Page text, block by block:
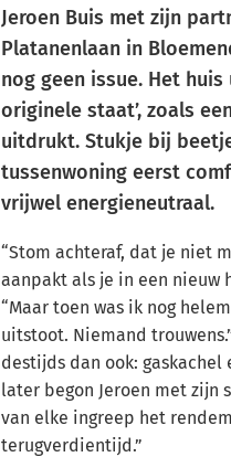
Jeroen Buis met zijn
Platanenlaan in
nog geen issue. Het huis
originele staat’, zoals
uitdrukt. Stukje bij
tussenwoning eerst
vrijwel energieneutraal.
“Stom achteraf, dat je niet
aanpakt als je in een nieuw
“Maar toen was ik nog
uitstoot. Niemand
destijds dan ook: gaskachel
later begon Jeroen met zijn
van elke ingreep het
terugverdientijd.”